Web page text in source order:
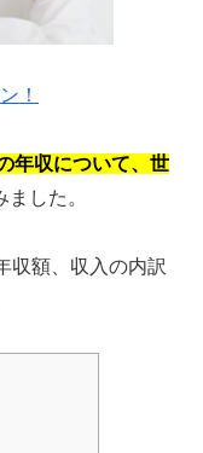
！
年収について、世
ました。
収額、収入の内訳